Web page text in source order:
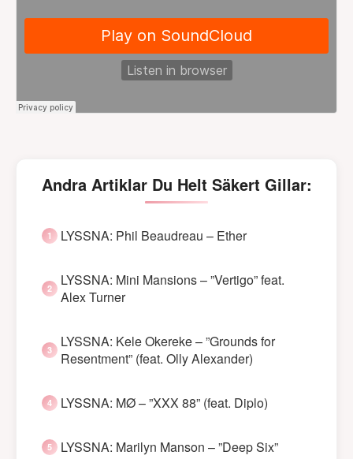
Andra Artiklar Du Helt Säkert Gillar:
LYSSNA: Phil Beaudreau – Ether
LYSSNA: Mini Mansions – ”Vertigo” feat.
Alex Turner
LYSSNA: Kele Okereke – ”Grounds for
Resentment” (feat. Olly Alexander)
LYSSNA: MØ – ”XXX 88” (feat. Diplo)
LYSSNA: Marilyn Manson – ”Deep Six”